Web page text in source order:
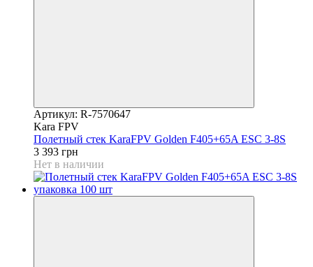
Артикул: R-7570647
Kara FPV
Полетный стек KaraFPV Golden F405+65A ESC 3-8S
3 393 грн
Нет в наличии